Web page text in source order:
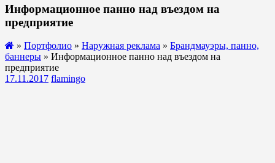
Информационное панно над въездом на
предприятие
» Портфолио » Наружная реклама » Брандмауэры, панно,
баннеры » Информационное панно над въездом на
предприятие
17.11.2017 flamingo